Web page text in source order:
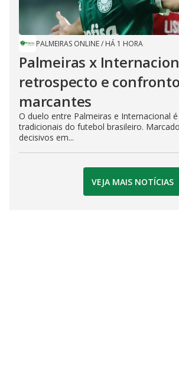
PALMEIRAS ONLINE/ HÁ 1 HORA
Palmeiras x
retrospecto e
marcantes
O duelo entre Palmeiras e Internacional
tradicionais do futebol brasileiro.
decisivos em...
VEJA MAIS NOTÍCIAS